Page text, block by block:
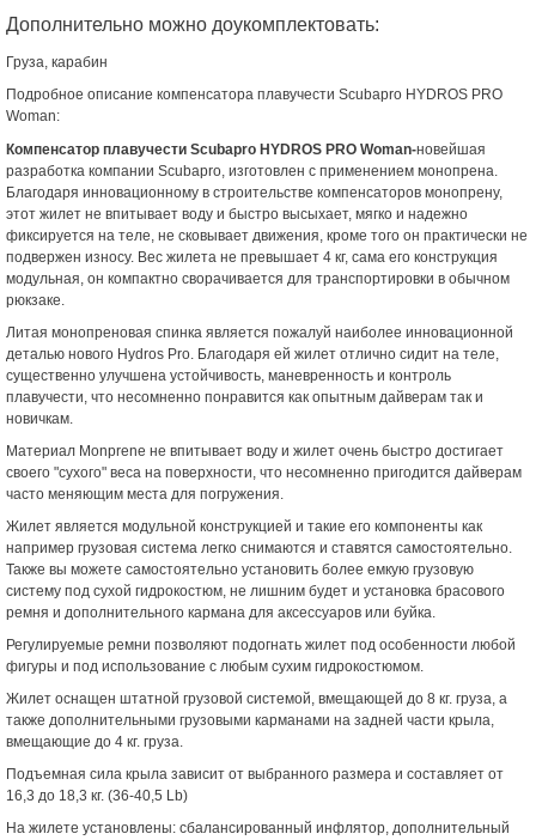
Дополнительно можно доукомплектовать:
Груза, карабин
Подробное описание компенсатора плавучести Scubapro HYDROS PRO
Woman:
Компенсатор плавучести Scubapro HYDROS PRO Woman-новейшая
разработка компании Scubapro, изготовлен с применением монопрена.
Благодаря инновационному в строительстве компенсаторов монопрену,
этот жилет не впитывает воду и быстро высыхает, мягко и надежно
фиксируется на теле, не сковывает движения, кроме того он практически не
подвержен износу. Вес жилета не превышает 4 кг, сама его конструкция
модульная, он компактно сворачивается для транспортировки в обычном
рюкзаке.
Литая монопреновая спинка является пожалуй наиболее инновационной
деталью нового Hydros Pro. Благодаря ей жилет отлично сидит на теле,
существенно улучшена устойчивость, маневренность и контроль
плавучести, что несомненно понравится как опытным дайверам так и
новичкам.
Материал Monprene не впитывает воду и жилет очень быстро достигает
своего "сухого" веса на поверхности, что несомненно пригодится дайверам
часто меняющим места для погружения.
Жилет является модульной конструкцией и такие его компоненты как
например грузовая система легко снимаются и ставятся самостоятельно.
Также вы можете самостоятельно установить более емкую грузовую
систему под сухой гидрокостюм, не лишним будет и установка брасового
ремня и дополнительного кармана для аксессуаров или буйка.
Регулируемые ремни позволяют подогнать жилет под особенности любой
фигуры и под использование с любым сухим гидрокостюмом.
Жилет оснащен штатной грузовой системой, вмещающей до 8 кг. груза, а
также дополнительными грузовыми карманами на задней части крыла,
вмещающие до 4 кг. груза.
Подъемная сила крыла зависит от выбранного размера и составляет от
16,3 до 18,3 кг. (36-40,5 Lb)
На жилете установлены: сбалансированный инфлятор, дополнительный